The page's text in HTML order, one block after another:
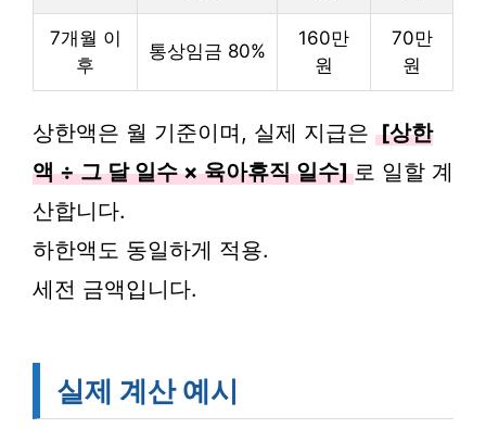
7개월 이
후
통상임금 80%
160만
원
70만
원
상한액은 월 기준이며, 실제 지급은 [상한
액 ÷ 그 달 일수 × 육아휴직 일수] 로 일할 계
산합니다.
하한액도 동일하게 적용.
세전 금액입니다.
실제 계산 예시